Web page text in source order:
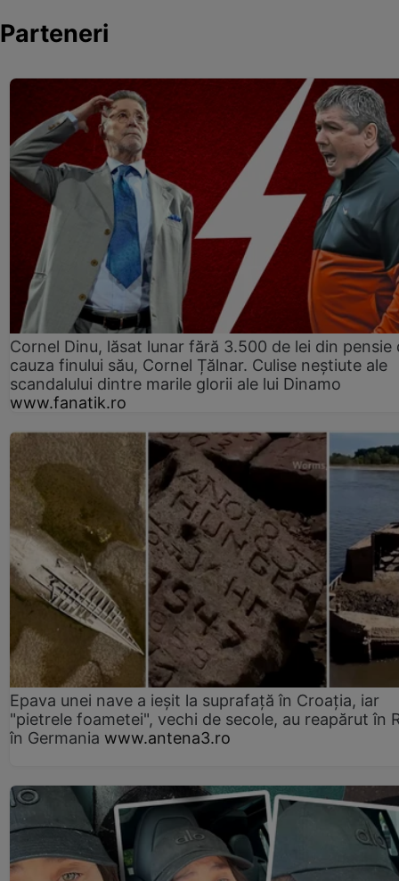
Parteneri
Cornel Dinu, lăsat lunar fără 3.500 de lei din pensie
cauza finului său, Cornel Țălnar. Culise neștiute ale
scandalului dintre marile glorii ale lui Dinamo
www.fanatik.ro
Epava unei nave a ieșit la suprafață în Croația, iar
"pietrele foametei", vechi de secole, au reapărut în
în Germania www.antena3.ro